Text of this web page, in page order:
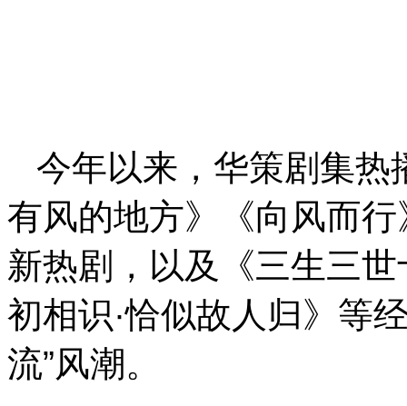
今年以来，华策剧集热
有风的地方》《向风而
新热剧，以及《三生三
初相识·恰似故人归》等
流”风潮。